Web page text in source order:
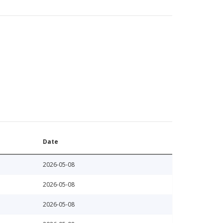
Date
2026-05-08
2026-05-08
2026-05-08